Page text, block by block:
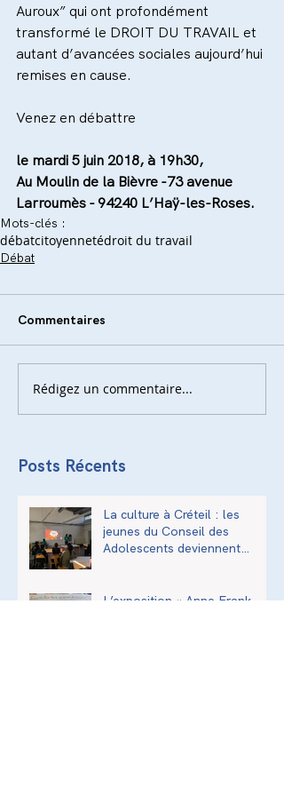
Auroux” qui ont profondément
transformé le DROIT DU TRAVAIL et
autant d’avancées sociales aujourd’hui
remises en cause.
Venez en débattre
le mardi 5 juin 2018, à 19h30,
Au Moulin de la Bièvre -73 avenue
Larroumès - 94240 L’Haÿ-les-Roses.
Mots-clés :
débatcitoyennetédroit du travail
Débat
Commentaires
Rédigez un commentaire...
Posts Récents
La culture à Créteil : les
jeunes du Conseil des
Adolescents deviennent
L’exposition « Anne Frank,